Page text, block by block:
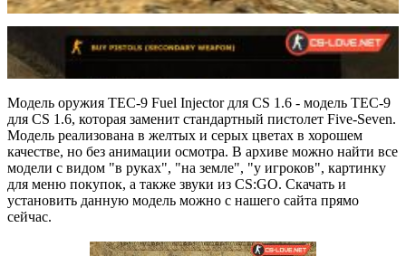
Модель оружия TEC-9 Fuel Injector для CS 1.6 - модель TEC-9
для CS 1.6, которая заменит стандартный пистолет Five-Seven.
Модель реализована в желтых и серых цветах в хорошем
качестве, но без анимации осмотра. В архиве можно найти все
модели с видом "в руках", "на земле", "у игроков", картинку
для меню покупок, а также звуки из CS:GO. Скачать и
установить данную модель можно с нашего сайта прямо
сейчас.